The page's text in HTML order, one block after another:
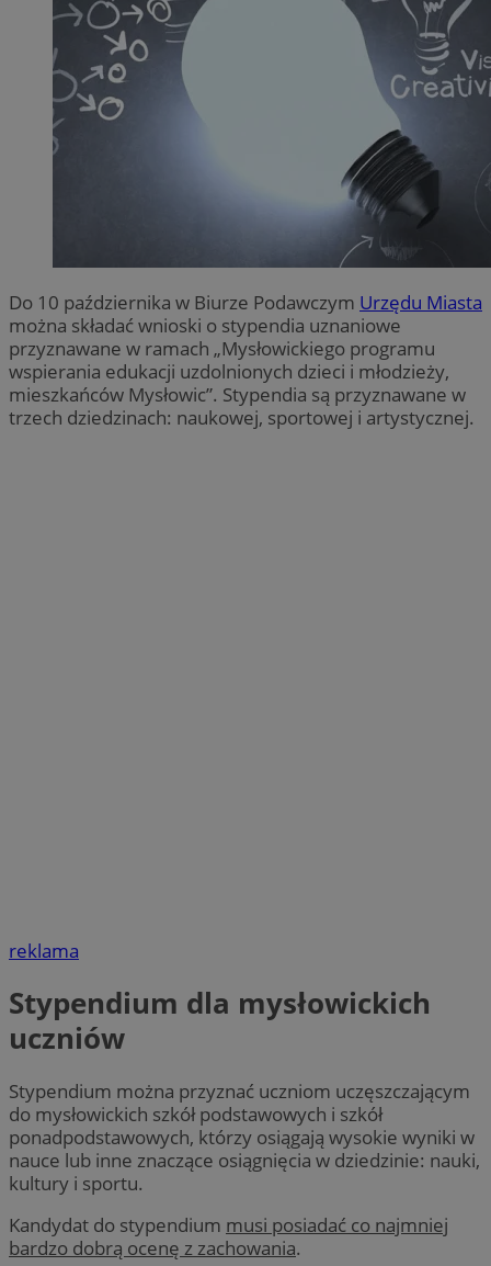
Do 10 października w Biurze Podawczym Urzędu Miasta
można składać wnioski o stypendia uznaniowe
przyznawane w ramach „Mysłowickiego programu
wspierania edukacji uzdolnionych dzieci i młodzieży,
mieszkańców Mysłowic”. Stypendia są przyznawane w
trzech dziedzinach: naukowej, sportowej i artystycznej.
reklama
Stypendium dla mysłowickich
uczniów
Stypendium można przyznać uczniom uczęszczającym
do mysłowickich szkół podstawowych i szkół
ponadpodstawowych, którzy osiągają wysokie wyniki w
nauce lub inne znaczące osiągnięcia w dziedzinie: nauki,
kultury i sportu.
Kandydat do stypendium musi posiadać co najmniej
bardzo dobrą ocenę z zachowania.